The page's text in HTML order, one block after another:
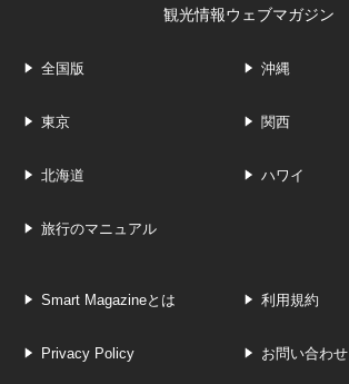
観光情報ウェブマガジン
全国版 沖縄
東京 関西
北海道 ハワイ
旅行のマニュアル
Smart Magazineとは 利用規約
Privacy Policy お問い合わせ